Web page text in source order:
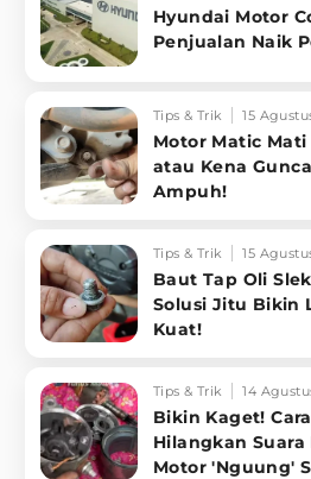
Hyundai Motor
Penjualan Naik
Tips & Trik 15
Motor Matic
atau Kena
Ampuh!
Tips & Trik 15
Baut Tap Oli
Solusi Jitu Bikin
Kuat!
Tips & Trik 14
Bikin Kaget!
Hilangkan
Motor 'Nguung'